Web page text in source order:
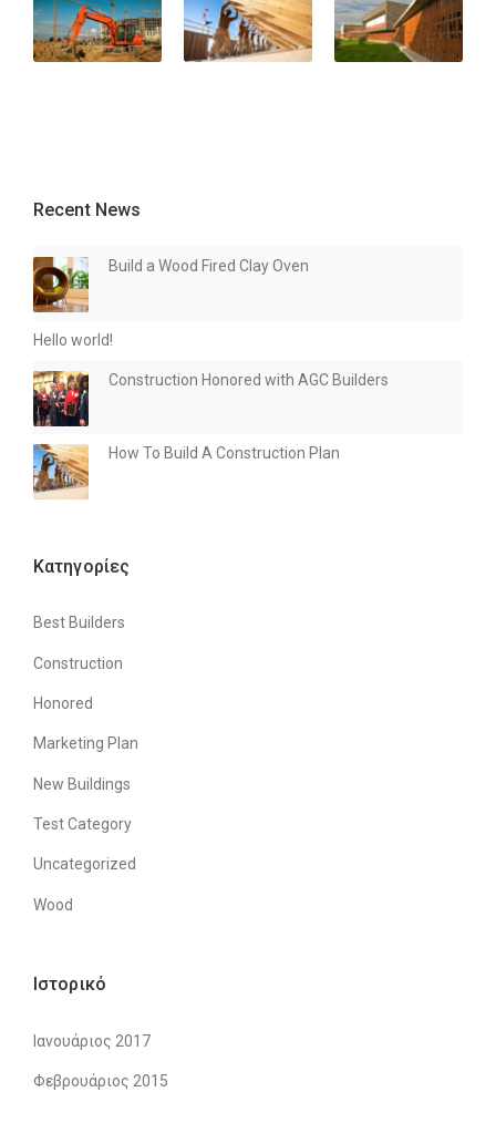
Recent News
Build a Wood Fired Clay Oven
Hello world!
Construction Honored with AGC Builders
How To Build A Construction Plan
Kατηγορίες
Best Builders
Construction
Honored
Marketing Plan
New Buildings
Test Category
Uncategorized
Wood
Ιστορικό
Ιανουάριος 2017
Φεβρουάριος 2015